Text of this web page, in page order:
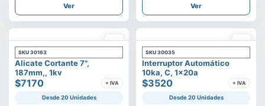
Ver Ver
SKU 30163
Alicate Cortante 7",
187mm,, 1kv
$7170 + IVA
Desde 20 Unidades
SKU 30035
Interruptor Automático
10ka, C, 1x20a
$3520 + IVA
Desde 20 Unidades